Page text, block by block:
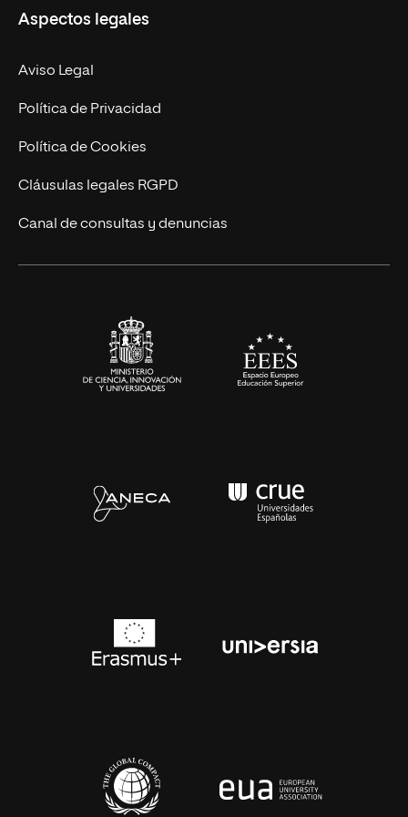
Empresa
MBA
Marketing y Comunicación
Ingeniería
Diseño
Ciencias de la Salud
Nuestro Equipo
Contacto
Aspectos legales
Aviso Legal
Política de Privacidad
Política de Cookies
Cláusulas legales RGPD
Canal de consultas y denuncias